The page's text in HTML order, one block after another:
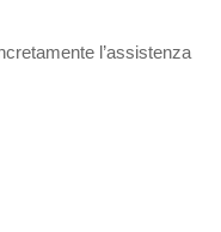
l’assistenza